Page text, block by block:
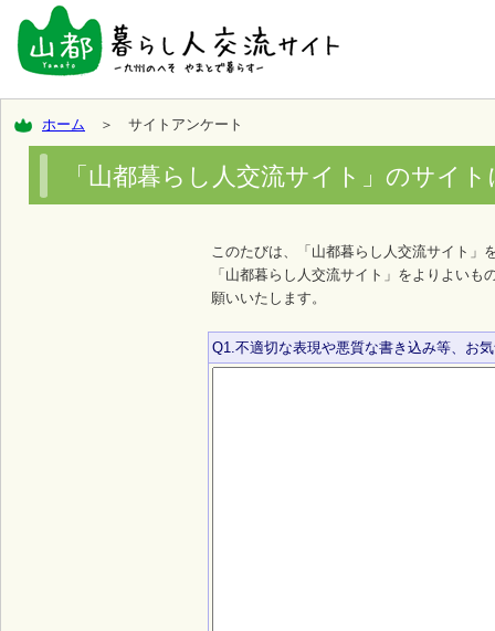
ホーム ＞ サイトアンケート
「山都暮らし人交流サイト」のサイ
このたびは、「山都暮らし人交流サイト」
「山都暮らし人交流サイト」をよりよい
願いいたします。
Q1.不適切な表現や悪質な書き込み等、お